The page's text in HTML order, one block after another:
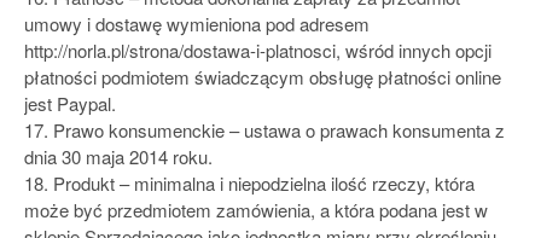
umowy i dostawę wymieniona pod adresem
http://norla.pl/strona/dostawa-i-platnosci, wśród innych opcji
płatności podmiotem świadczącym obsługę płatności online
jest Paypal.
17. Prawo konsumenckie – ustawa o prawach konsumenta z
dnia 30 maja 2014 roku.
18. Produkt – minimalna i niepodzielna ilość rzeczy, która
może być przedmiotem zamówienia, a która podana jest w